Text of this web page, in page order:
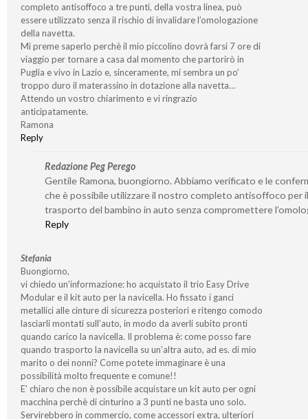
completo antisoffoco a tre punti, della vostra linea, può
essere utilizzato senza il rischio di invalidare l’omologazione
della navetta.
Mi preme saperlo perchè il mio piccolino dovrà farsi 7 ore di
viaggio per tornare a casa dal momento che partorirò in
Puglia e vivo in Lazio e, sinceramente, mi sembra un po’
troppo duro il materassino in dotazione alla navetta…
Attendo un vostro chiarimento e vi ringrazio
anticipatamente.
Ramona
Reply
Redazione Peg Perego
Gentile Ramona, buongiorno. Abbiamo verificato e le
che è possibile utilizzare il nostro completo antisoffoco per il
trasporto del bambino in auto senza compromettere
Reply
Stefania
Buongiorno,
vi chiedo un’informazione: ho acquistato il trio Easy Drive
Modular e il kit auto per la navicella. Ho fissato i ganci
metallici alle cinture di sicurezza posteriori e ritengo comodo
lasciarli montati sull’auto, in modo da averli subito pronti
quando carico la navicella. Il problema è: come posso fare
quando trasporto la navicella su un’altra auto, ad es. di mio
marito o dei nonni? Come potete immaginare è una
possibilità molto frequente e comune!!
E’ chiaro che non è possibile acquistare un kit auto per ogni
macchina perchè di cinturino a 3 punti ne basta uno solo.
Servirebbero in commercio, come accessori extra, ulteriori